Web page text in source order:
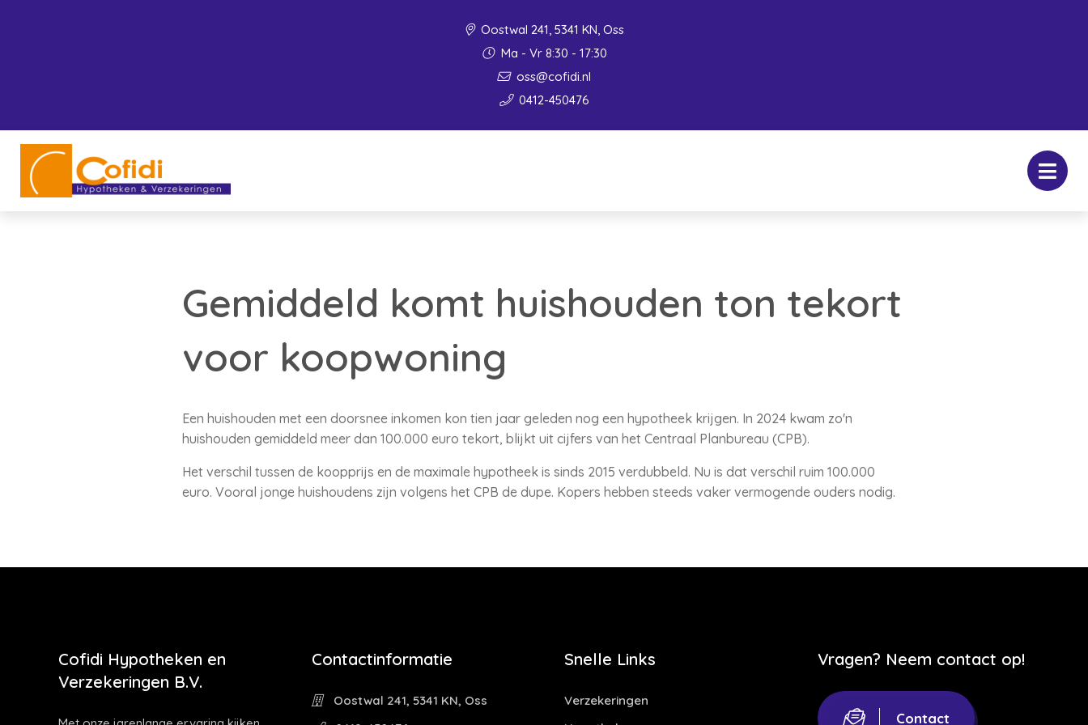
Oostwal 241, 5341 KN, Oss
Ma - Vr 8:30 - 17:30
oss@cofidi.nl
0412-450476
Gemiddeld komt huishouden ton tekort
voor koopwoning
Een huishouden met een doorsnee inkomen kon tien jaar geleden nog een hypotheek krijgen. In 2024 kwam zo'n
huishouden gemiddeld meer dan 100.000 euro tekort, blijkt uit cijfers van het Centraal Planbureau (CPB).
Het verschil tussen de koopprijs en de maximale hypotheek is sinds 2015 verdubbeld. Nu is dat verschil ruim 100.000
euro. Vooral jonge huishoudens zijn volgens het CPB de dupe. Kopers hebben steeds vaker vermogende ouders nodig.
Cofidi Hypotheken en
Verzekeringen B.V.
Contactinformatie
Oostwal 241, 5341 KN, Oss
Snelle Links
Verzekeringen
Vragen? Neem contact op!
Contact